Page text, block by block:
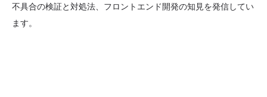
不具合の検証と対処法、フロントエンド開発の知見を発信してい
ます。